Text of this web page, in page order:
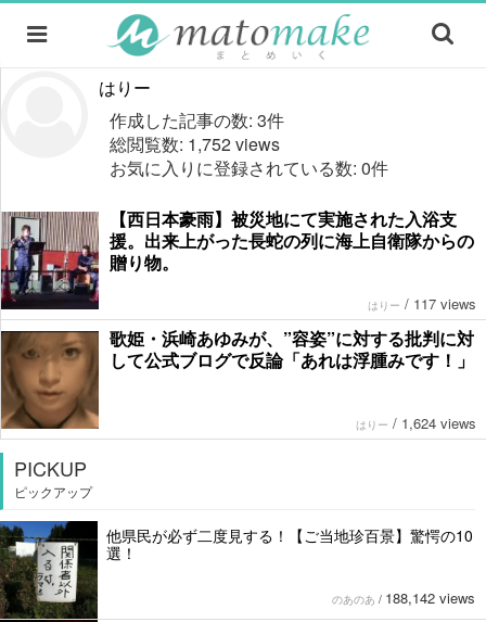
はりー
作成した記事の数: 3件
総閲覧数: 1,752 views
お気に入りに登録されている数: 0件
【西日本豪雨】被災地にて実施された入浴支
援。出来上がった長蛇の列に海上自衛隊からの
贈り物。
はりー / 117 views
歌姫・浜崎あゆみが、”容姿”に対する批判に対
して公式ブログで反論「あれは浮腫みです！」
はりー / 1,624 views
PICKUP
ピックアップ
他県民が必ず二度見する！【ご当地珍百景】驚愕の10
選！
のあのあ / 188,142 views